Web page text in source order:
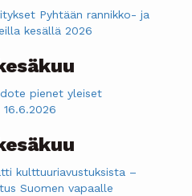
Pyhtään rannikko- ja
kesällä 2026
pienet yleiset
kulttuuriavustuksista –
Suomen vapaalle